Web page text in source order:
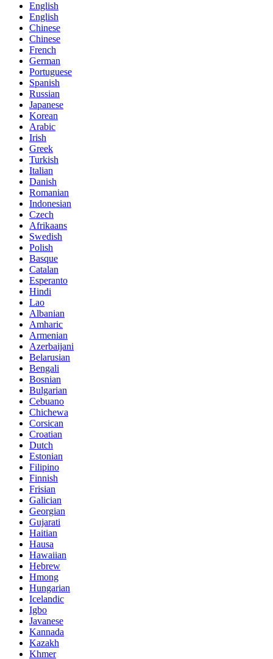
English
English
Chinese
Chinese
French
German
Portuguese
Spanish
Russian
Japanese
Korean
Arabic
Irish
Greek
Turkish
Italian
Danish
Romanian
Indonesian
Czech
Afrikaans
Swedish
Polish
Basque
Catalan
Esperanto
Hindi
Lao
Albanian
Amharic
Armenian
Azerbaijani
Belarusian
Bengali
Bosnian
Bulgarian
Cebuano
Chichewa
Corsican
Croatian
Dutch
Estonian
Filipino
Finnish
Frisian
Galician
Georgian
Gujarati
Haitian
Hausa
Hawaiian
Hebrew
Hmong
Hungarian
Icelandic
Igbo
Javanese
Kannada
Kazakh
Khmer